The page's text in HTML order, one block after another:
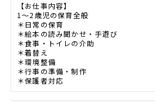
【お仕事内容】
1～2歳児の保育全般
＊日常の保育
＊絵本の読み聞かせ・手遊び
＊食事・トイレの介助
＊着替え
＊環境整備
＊行事の準備・制作
＊保護者対応